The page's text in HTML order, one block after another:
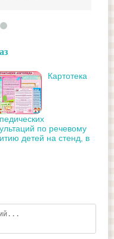
Картотека
по речевому
детей на стенд, в